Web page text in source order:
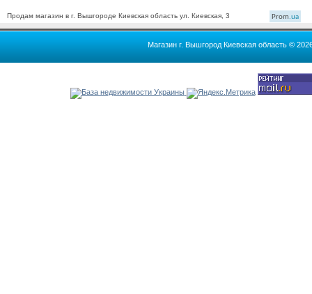
Продам магазин в г. Вышгороде Киевская область ул. Киевская, 3 Prom.ua
Магазин г. Вышгород Киевская область ©